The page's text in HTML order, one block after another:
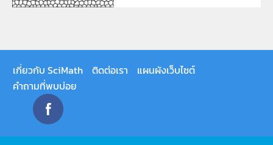
เกี่ยวกับ SciMath ติดต่อเรา
แผนผังเว็บไซต์
คำถามที่พบบ่อย